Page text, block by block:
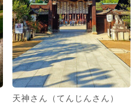
天神さん（てんじんさん）